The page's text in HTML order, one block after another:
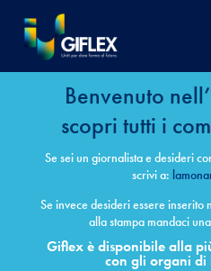
Benvenuto
scopri tutti i
Se sei un giornalista e desideri
scrivi a:
Se invece desideri essere inserito
alla stampa mandaci
Giflex è disponibile alla
con gli organi